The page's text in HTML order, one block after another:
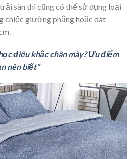
sàn thì cũng có thể sử dụng loại
chiếc giường phẳng hoặc dát
điêu khắc chân mày? Ưu điểm
nên biết”